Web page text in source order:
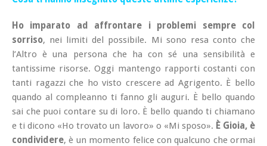
Ho imparato ad affrontare i problemi sempre col
sorriso, nei limiti del possibile. Mi sono resa conto che
l’Altro è una persona che ha con sé una sensibilità e
tantissime risorse. Oggi mantengo rapporti costanti con
tanti ragazzi che ho visto crescere ad Agrigento. È bello
quando al compleanno ti fanno gli auguri. È bello quando
sai che puoi contare su di loro. È bello quando ti chiamano
e ti dicono «Ho trovato un lavoro» o «Mi sposo». È Gioia, è
condividere, è un momento felice con qualcuno che ormai